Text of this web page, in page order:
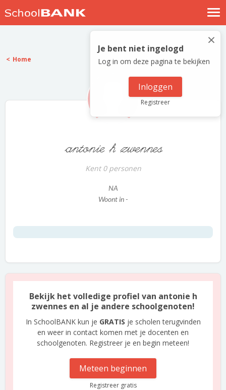
Nostalgische verhalen
Log in
Meld je gratis aan
×
Je bent niet ingelogd
Log in om deze pagina te bekijken
Inloggen
Registreer
Home
antonie h zwennes
Kent 0 personen
NA
Woont in -
Bekijk het volledige profiel van antonie h
zwennes en al je andere schoolgenoten!
In SchoolBANK kun je GRATIS je scholen terugvinden
en weer in contact komen met je docenten en
schoolgenoten. Registreer je en begin meteen!
Meteen beginnen
Registreer gratis